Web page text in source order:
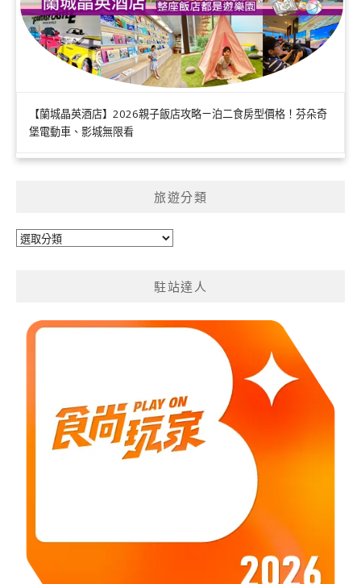
【蘭城晶英酒店】2026親子飯店攻略ㄧ泊二食房型價格！芬朵奇
堡電動車、影城無限看
旅遊分類
旅
駐站達人